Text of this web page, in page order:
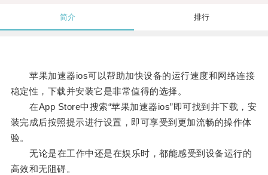
简介 排行
苹果加速器ios可以帮助加快设备的运行速度和网络连接
稳定性，下载并安装它是非常值得的选择。
在App Store中搜索“苹果加速器ios”即可找到并下载，安
装完成后按照提示进行设置，即可享受到更加流畅的操作体
验。
无论是在工作中还是在娱乐时，都能感受到设备运行的
高效和无阻碍。